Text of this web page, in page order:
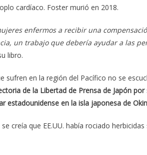
cardíaco. Foster murió en 2018.
enfermos a recibir una
un trabajo que debería ayudar a las
libro.
sufren en la región del Pacífico no se
de la Libertad de Prensa de Japón
estadounidense en la isla japonesa de
creía que EE.UU. había rociado